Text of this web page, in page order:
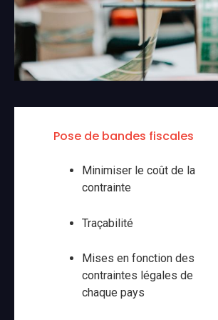
Pose de bandes fiscales
Minimiser le coût de la
contrainte
Traçabilité
Mises en fonction des
contraintes légales de
chaque pays